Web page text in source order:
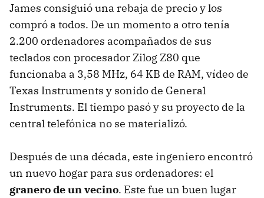
James consiguió una rebaja de precio y los
compró a todos. De un momento a otro tenía
2.200 ordenadores acompañados de sus
teclados con procesador Zilog Z80 que
funcionaba a 3,58 MHz, 64 KB de RAM, vídeo de
Texas Instruments y sonido de General
Instruments. El tiempo pasó y su proyecto de la
central telefónica no se materializó.
Después de una década, este ingeniero encontró
un nuevo hogar para sus ordenadores: el
granero de un vecino. Este fue un buen lugar